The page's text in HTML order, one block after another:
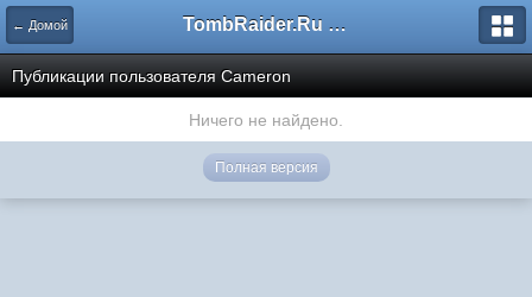
← Домой TombRaider.Ru - Форумы
Публикации пользователя Cameron
Ничего не найдено.
Полная версия